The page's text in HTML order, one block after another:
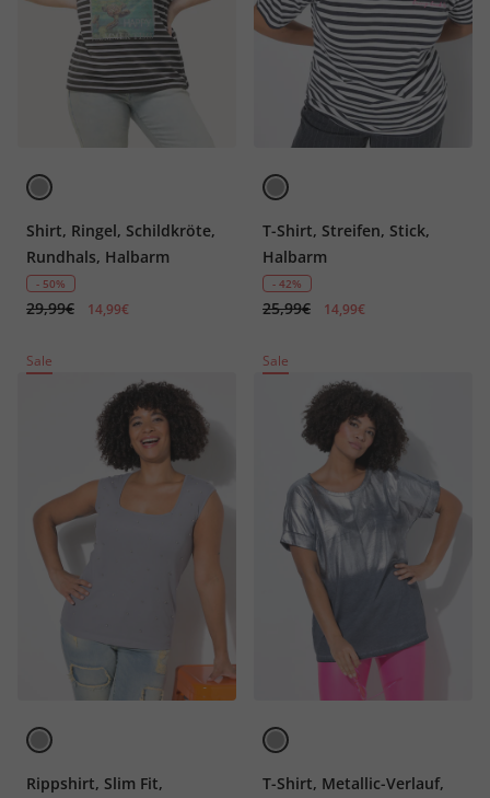
Shirt, Ringel, Schildkröte,
Rundhals, Halbarm
- 50%
29,99€ 14,99€
T-Shirt, Streifen, Stick,
Halbarm
- 42%
25,99€ 14,99€
Sale
Rippshirt, Slim Fit,
Sale
T-Shirt, Metallic-Verlauf,